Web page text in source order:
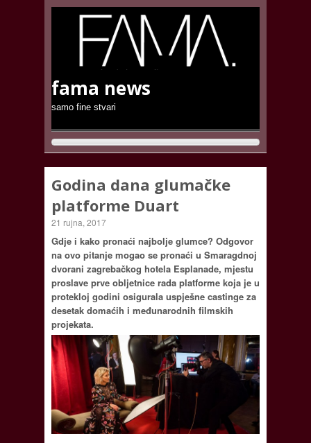
fama news
samo fine stvari
Godina dana glumačke
platforme Duart
21 rujna, 2017
Gdje i kako pronaći najbolje glumce? Odgovor
na ovo pitanje mogao se pronaći u Smaragdnoj
dvorani zagrebačkog hotela Esplanade, mjestu
proslave prve obljetnice rada platforme koja je u
protekloj godini osigurala uspješne castinge za
desetak domaćih i međunarodnih filmskih
projekata.